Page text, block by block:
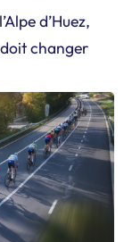
d’Huez,
changer